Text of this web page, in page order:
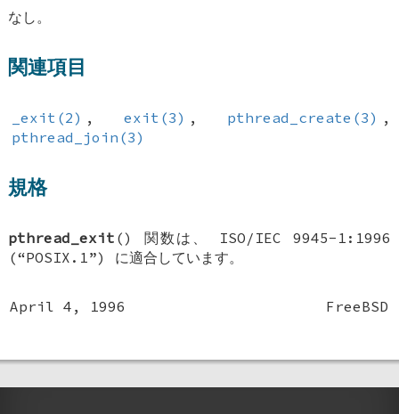
なし。
関連項目
_exit(2) , exit(3) , pthread_create(3) ,
pthread_join(3)
規格
pthread_exit () 関数は、 ISO/IEC 9945-1:1996
(“POSIX.1”) に適合しています。
April 4, 1996 FreeBSD